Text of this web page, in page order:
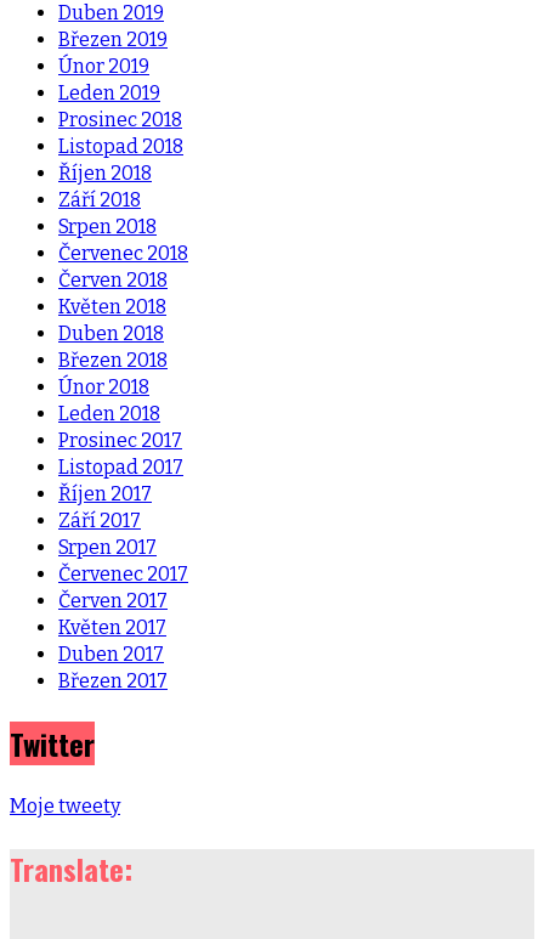
Duben 2019
Březen 2019
Únor 2019
Leden 2019
Prosinec 2018
Listopad 2018
Říjen 2018
Září 2018
Srpen 2018
Červenec 2018
Červen 2018
Květen 2018
Duben 2018
Březen 2018
Únor 2018
Leden 2018
Prosinec 2017
Listopad 2017
Říjen 2017
Září 2017
Srpen 2017
Červenec 2017
Červen 2017
Květen 2017
Duben 2017
Březen 2017
Twitter
Moje tweety
Translate: